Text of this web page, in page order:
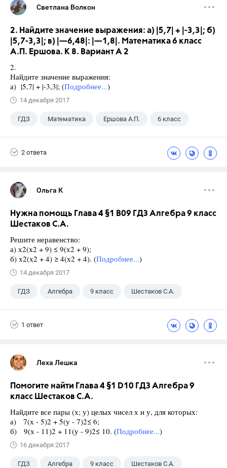
Светлана Волкон
2. Найдите значение выражения: а) |5,7| + |-3,3|; б)
|5,7-3,3|; в) |—6,48|: |—1,8|. Математика 6 класс
А.П. Ершова. К 8. Вариант А 2
2.
Найдите значение выражения:
а) |5,7| + |-3,3|; (Подробнее...)
14 декабря 2017
ГДЗ Математика Ершова А.П. 6 класс
2 ответа
Ольга К
Нужна помощь Глава 4 §1 B09 ГДЗ Алгебра 9 класс
Шестаков С.А.
Решите неравенство:
а) х2(х2 + 9) ≤ 9(х2 + 9);
б) х2(х2 + 4) ≥ 4(х2 + 4). (Подробнее...)
14 декабря 2017
ГДЗ Алгебра 9 класс Шестаков С.А.
1 ответ
Леха Лешка
Помогите найти Глава 4 §1 D10 ГДЗ Алгебра 9
класс Шестаков С.А.
Найдите все пары (х; у) целых чисел х и у, для которых:
а) 7(х - 5)2 + 5(у - 7)2≤ 6;
б) 9(х - 11)2 + 11(у - 9)2≤ 10. (Подробнее...)
16 декабря 2017
ГДЗ Алгебра 9 класс Шестаков С.А.